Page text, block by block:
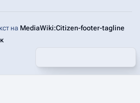
меню
на MediaWiki:Citizen-footer-tagline